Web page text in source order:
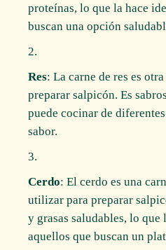
proteínas, lo que la hace
buscan una opción
Res: La carne de res es
preparar salpicón. Es
puede cocinar de
sabor.
Cerdo: El cerdo es una
utilizar para preparar
y grasas saludables, lo que
aquellos que buscan un